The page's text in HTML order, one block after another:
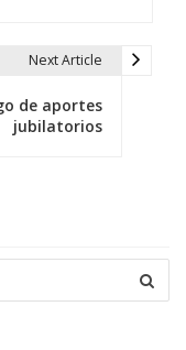
Next Article
de aportes
jubilatorios